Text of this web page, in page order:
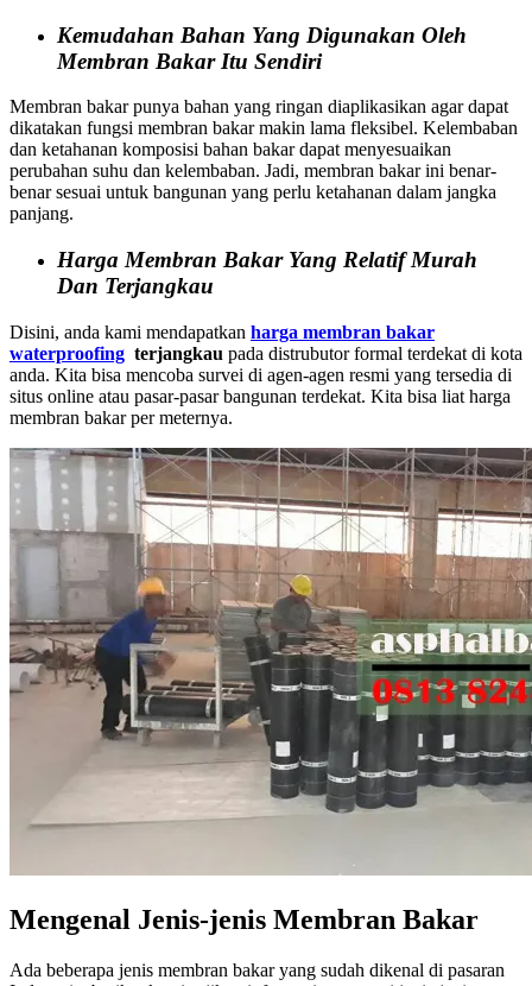
Kemudahan Bahan Yang Digunakan Oleh
Membran Bakar Itu Sendiri
Membran bakar punya bahan yang ringan diaplikasikan agar dapat
dikatakan fungsi membran bakar makin lama fleksibel. Kelembaban
dan ketahanan komposisi bahan bakar dapat menyesuaikan
perubahan suhu dan kelembaban. Jadi, membran bakar ini benar-
benar sesuai untuk bangunan yang perlu ketahanan dalam jangka
panjang.
Harga Membran Bakar Yang Relatif Murah
Dan Terjangkau
Disini, anda kami mendapatkan harga membran bakar
waterproofing terjangkau pada distrubutor formal terdekat di kota
anda. Kita bisa mencoba survei di agen-agen resmi yang tersedia di
situs online atau pasar-pasar bangunan terdekat. Kita bisa liat harga
membran bakar per meternya.
Mengenal Jenis-jenis Membran Bakar
Adа bеbеrара jenis membran bakar уаng ѕudаh dikenal dі pasaran